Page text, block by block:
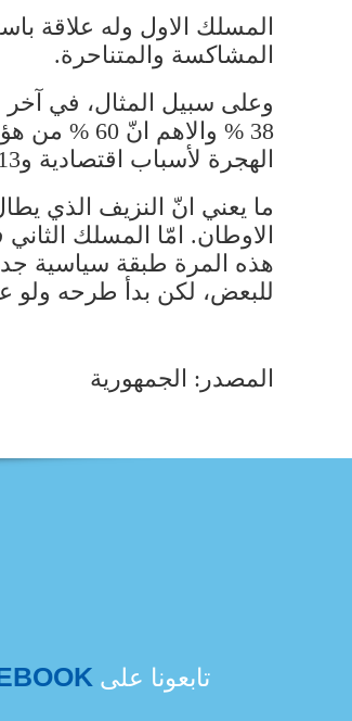
المسلك الاول وله علاقة
المشاكسة والمتناحرة.
وعلى سبيل المثال، في آخر
الهجرة لأسباب اقتصادية و13 % فقط لأسباب امنية.
ما يعني انّ النزيف الذي
الاوطان. امّا المسلك
هذه المرة طبقة سياسية
للبعض، لكن بدأ طرحه ولو
المصدر: الجمهورية
تابعونا على